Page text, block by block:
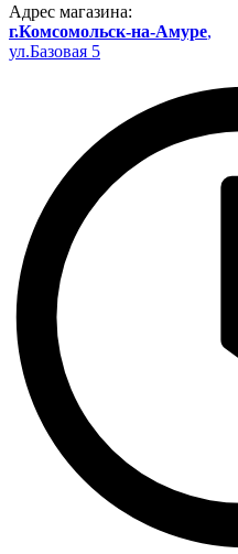
Адрес магазина:
г.Комсомольск-на-Амуре,
ул.Базовая 5